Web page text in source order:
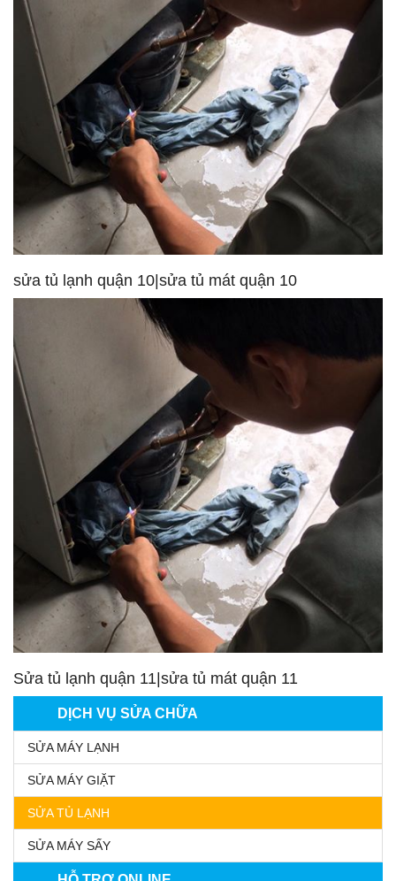
DỊCH VỤ SỬA CHỮA
SỬA MÁY LẠNH
SỬA MÁY GIẶT
SỬA TỦ LẠNH
SỬA MÁY SẤY
sửa tủ lạnh quận 10|sửa tủ mát quận 10
Sửa tủ lạnh quận 11|sửa tủ mát quận 11